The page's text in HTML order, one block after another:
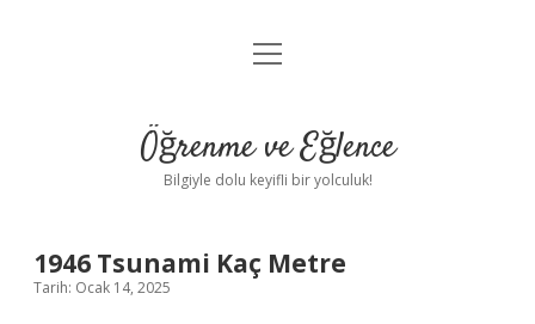
Anasayfa
Yasal Uyarı
menüyü
Öğrenme ve Eğlence
Bilgiyle dolu keyifli bir yolculuk!
1946 Tsunami Kaç Metre
Tarih: Ocak 14, 2025